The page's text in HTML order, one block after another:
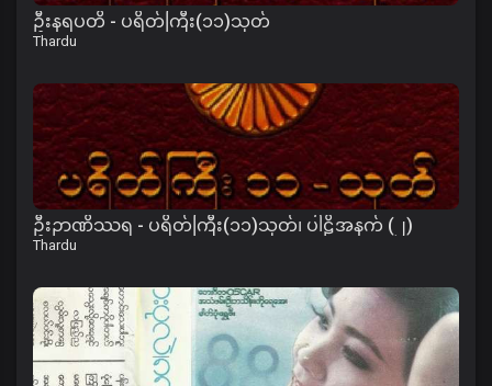
ဦးနရပတိ - ပရိတ်ကြီး(၁၁)သုတ်
Thardu
ဦးဉာဏိဿရ - ပရိတ်ကြီး(၁၁)သုတ်၊ ပါဠိအနက် (၂)
Thardu